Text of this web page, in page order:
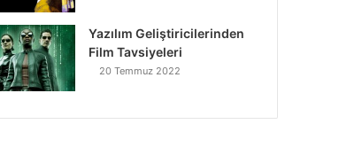
Yazılım Geliştiricilerinden
Film Tavsiyeleri
20 Temmuz 2022